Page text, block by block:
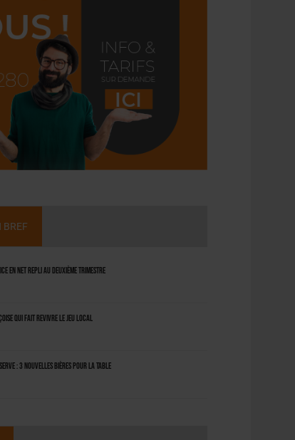
BREF
en net repli au deuxième trimestre
qui fait revivre le jeu local
: 3 nouvelles bières pour la table